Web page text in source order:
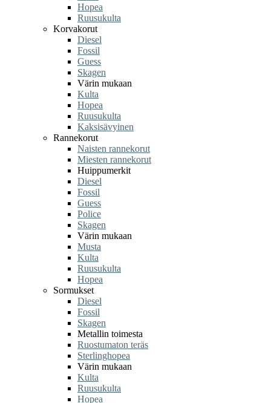
Hopea
Ruusukulta
Korvakorut
Diesel
Fossil
Guess
Skagen
Värin mukaan
Kulta
Hopea
Ruusukulta
Kaksisävyinen
Rannekorut
Naisten rannekorut
Miesten rannekorut
Huippumerkit
Diesel
Fossil
Guess
Police
Skagen
Värin mukaan
Musta
Kulta
Ruusukulta
Hopea
Sormukset
Diesel
Fossil
Skagen
Metallin toimesta
Ruostumaton teräs
Sterlinghopea
Värin mukaan
Kulta
Ruusukulta
Hopea